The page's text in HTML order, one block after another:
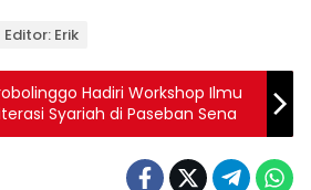
Editor: Erik
Hadiri Workshop Ilmu
Syariah di Paseban Sena